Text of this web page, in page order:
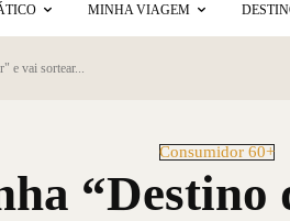
MINHA VIAGEM
e vai sortear...
Consumidor 60+
“Destino